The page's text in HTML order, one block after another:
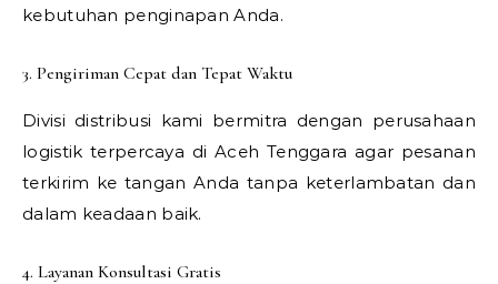
kebutuhan penginapan Anda.
3. Pengiriman Cepat dan Tepat Waktu
Divisi distribusi kami bermitra dengan perusahaan
logistik terpercaya di Aceh Tenggara agar pesanan
terkirim ke tangan Anda tanpa keterlambatan dan
dalam keadaan baik.
4. Layanan Konsultasi Gratis